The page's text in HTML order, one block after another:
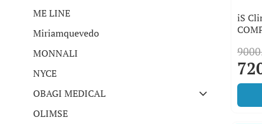
iS
ME LINE
Miriamquevedo
MONNALI
NYCE
OBAGI MEDICAL
OLIMSE